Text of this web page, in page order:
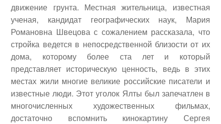
движение грунта. Местная жительница, известная
ученая, кандидат географических наук, Мария
Романовна Швецова с сожалением рассказала, что
стройка ведется в непосредственной близости от их
дома, которому более ста лет и который
представляет историческую ценность, ведь в этих
местах жили многие великие российские писатели и
известные люди. Этот уголок Ялты был запечатлен в
многочисленных художественных фильмах,
достаточно вспомнить кинокартину Сергея